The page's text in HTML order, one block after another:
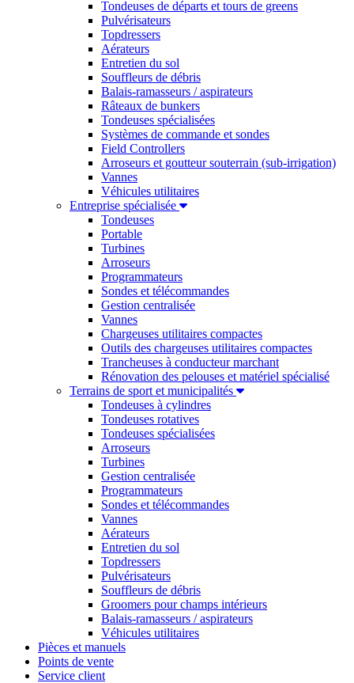
Tondeuses de départs et tours de greens
Pulvérisateurs
Topdressers
Aérateurs
Entretien du sol
Souffleurs de débris
Balais-ramasseurs / aspirateurs
Râteaux de bunkers
Tondeuses spécialisées
Systèmes de commande et sondes
Field Controllers
Arroseurs et goutteur souterrain (sub-irrigation)
Vannes
Véhicules utilitaires
Entreprise spécialisée
Tondeuses
Portable
Turbines
Arroseurs
Programmateurs
Sondes et télécommandes
Gestion centralisée
Vannes
Chargeuses utilitaires compactes
Outils des chargeuses utilitaires compactes
Trancheuses à conducteur marchant
Rénovation des pelouses et matériel spécialisé
Terrains de sport et municipalités
Tondeuses à cylindres
Tondeuses rotatives
Tondeuses spécialisées
Arroseurs
Turbines
Gestion centralisée
Programmateurs
Sondes et télécommandes
Vannes
Aérateurs
Entretien du sol
Topdressers
Pulvérisateurs
Souffleurs de débris
Groomers pour champs intérieurs
Balais-ramasseurs / aspirateurs
Véhicules utilitaires
Pièces et manuels
Points de vente
Service client